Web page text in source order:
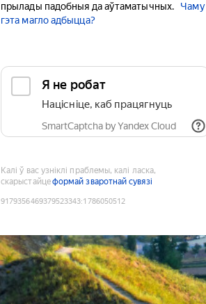
прылады падобныя да аўтаматычных.
Чаму
гэта магло адбыцца?
Я не робат
Націсніце, каб працягнуць
SmartCaptcha by Yandex Cloud
Калі ў вас узніклі праблемы, калі ласка,
скарыстайцеформай зваротнай сувязі
9179356469379523343:1786050512